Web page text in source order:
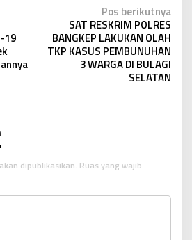
19
Pos berikutnya
SAT RESKRIM POLRES
BANGKEP LAKUKAN OLAH
TKP KASUS PEMBUNUHAN
3 WARGA DI BULAGI
SELATAN
dipublikasikan. Ruas yang wajib